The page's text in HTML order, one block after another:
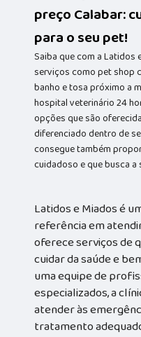
preço Calabar:
para o seu pet!
Saiba que com a Latidos
serviços como pet shop
banho e tosa próximo a
hospital veterinário 24
opções que são
diferenciado dentro de
consegue também
cuidadoso e que busca
Latidos e Miados é
referência em
oferece serviços de
cuidar da saúde e
uma equipe de
especializados, a
atender às
tratamento